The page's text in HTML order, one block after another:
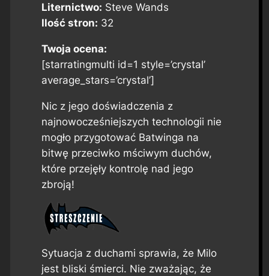
Liternictwo: Steve Wands
Ilość stron: 32
Twoja ocena:
[starratingmulti id=1 style=’crystal’
average_stars=’crystal’]
Nic z jego doświadczenia z
najnowocześniejszych technologii nie
mogło przygotować Batwinga na
bitwę przeciwko mściwym duchów,
które przejęły kontrolę nad jego
zbroją!
Sytuacja z duchami sprawia, że Milo
jest bliski śmierci. Nie zważając, że